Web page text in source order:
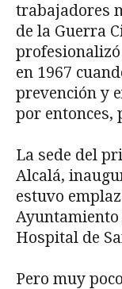
trabajadores
de la Guerra
profesionalizó
en 1967
prevención y
por entonces,
La sede del
Alcalá,
estuvo
Hospital de
Pero muy